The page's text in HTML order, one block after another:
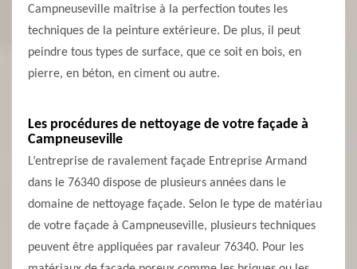
Campneuseville maîtrise à la perfection toutes les
techniques de la peinture extérieure. De plus, il peut
peindre tous types de surface, que ce soit en bois, en
pierre, en béton, en ciment ou autre.
Les procédures de nettoyage de votre façade à
Campneuseville
L’entreprise de ravalement façade Entreprise Armand
dans le 76340 dispose de plusieurs années dans le
domaine de nettoyage façade. Selon le type de matériau
de votre façade à Campneuseville, plusieurs techniques
peuvent être appliquées par ravaleur 76340. Pour les